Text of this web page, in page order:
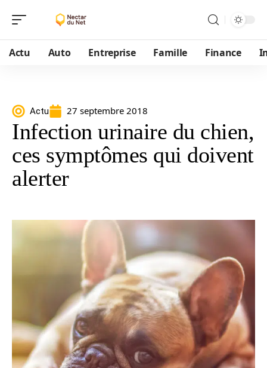
Actu Auto Entreprise Famille Finance
Actu 27 septembre 2018
Infection urinaire du chien,
ces symptômes qui doivent
alerter